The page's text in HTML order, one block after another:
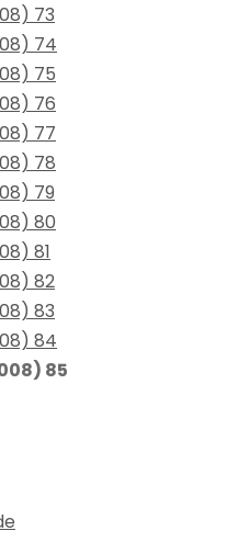
73
74
75
76
77
78
79
80
81
82
83
84
85